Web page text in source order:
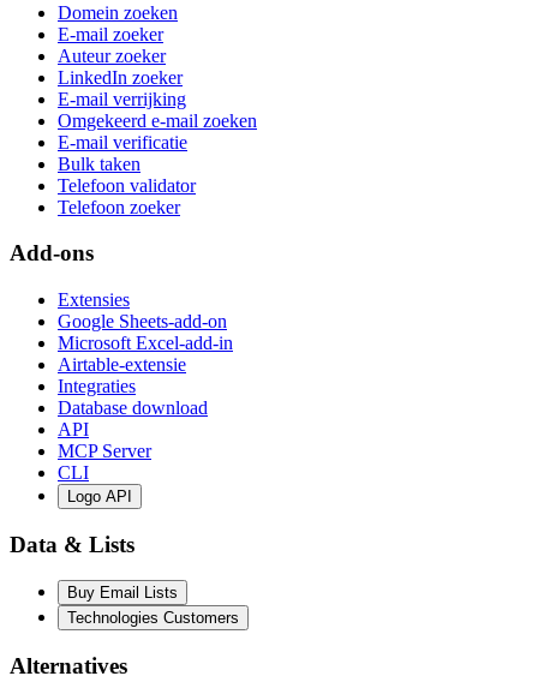
Domein zoeken
E-mail zoeker
Auteur zoeker
LinkedIn zoeker
E-mail verrijking
Omgekeerd e-mail zoeken
E-mail verificatie
Bulk taken
Telefoon validator
Telefoon zoeker
Add-ons
Extensies
Google Sheets-add-on
Microsoft Excel-add-in
Airtable-extensie
Integraties
Database download
API
MCP Server
CLI
Logo API
Data & Lists
Buy Email Lists
Technologies Customers
Alternatives